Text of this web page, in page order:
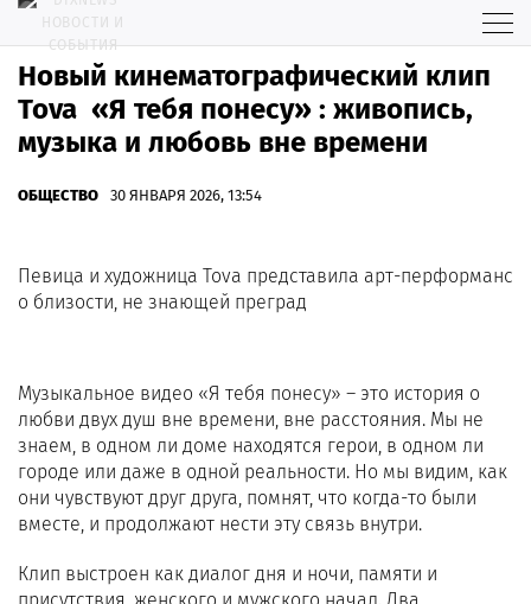
Новый кинематографический клип
Tova «Я тебя понесу» : живопись,
музыка и любовь вне времени
ОБЩЕСТВО 30 ЯНВАРЯ 2026, 13:54
Певица и художница Tova представила арт-перформанс
о близости, не знающей преград
Музыкальное видео «Я тебя понесу» – это история о
любви двух душ вне времени, вне расстояния. Мы не
знаем, в одном ли доме находятся герои, в одном ли
городе или даже в одной реальности. Но мы видим, как
они чувствуют друг друга, помнят, что когда-то были
вместе, и продолжают нести эту связь внутри.
Клип выстроен как диалог дня и ночи, памяти и